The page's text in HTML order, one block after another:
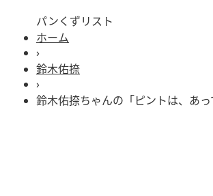
パンくずリスト
ホーム
›
鈴木佑捺
›
鈴木佑捺ちゃんの「ピントは、あっ